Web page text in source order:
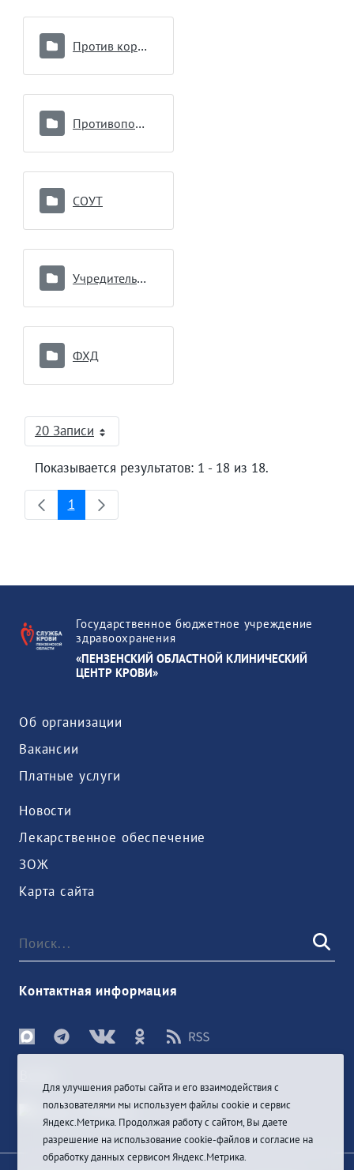
Против коррупции
Противопоказания к донорству
СОУТ
Учредительные документы
ФХД
20 ЗаписиНа страницу
Показывается результатов: 1 - 18 из 18.
Страница
1
Государственное бюджетное учреждение
здравоохранения
«ПЕНЗЕНСКИЙ ОБЛАСТНОЙ КЛИНИЧЕСКИЙ
ЦЕНТР КРОВИ»
Об организации
Вакансии
Платные услуги
Новости
Лекарственное обеспечение
ЗОЖ
Карта сайта
Контактная информация
Для улучшения работы сайта и его взаимодействия с
пользователями мы используем файлы cookie и сервис
Яндекс.Метрика. Продолжая работу с сайтом, Вы даете
разрешение на использование cookie-файлов и согласие на
обработку данных сервисом Яндекс.Метрика.